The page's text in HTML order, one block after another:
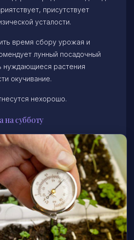
присутствует
усталости.
время сбору урожая и
лунный посадочный
нуждающиеся растения
окучивание.
нехорошо.
на субботу